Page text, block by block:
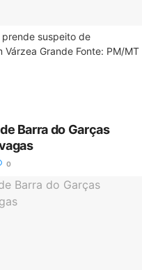
prende suspeito de
Grande Fonte: PM/MT
Barra do Garças
0